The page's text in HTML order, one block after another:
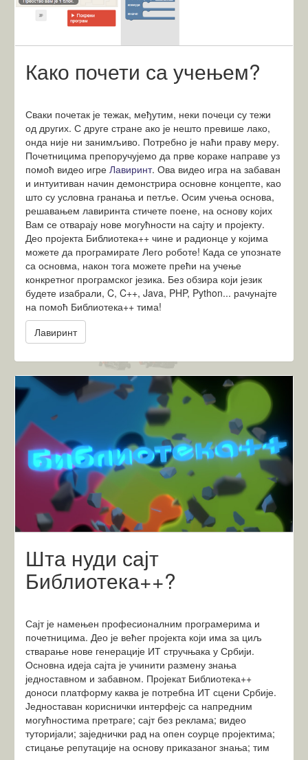
Како почети са учењем?
Сваки почетак је тежак, међутим, неки почеци су тежи
од других. С друге стране ако је нешто превише лако,
онда није ни занимљиво. Потребно је наћи праву меру.
Почетницима препоручујемо да прве кораке направе уз
помоћ видео игреЛавиринт. Ова видео игра на забаван
и интуитиван начин демонстрира основне концепте, као
што су условна гранања и петље. Осим учења основа,
решавањем лавиринта стичете поене, на основу којих
Вам се отварају нове могућности на сајту и пројекту.
Део пројекта Библиотека++ чине и радионце у којима
можете да програмирате Лего роботе! Када се упознате
са основма, након тога можете прећи на учење
конкретног програмског језика. Без обзира који језик
будете изабрали, C, C++, Java, PHP, Python... рачунајте
на помоћ Библиотека++ тима!
Лавиринт
Шта нуди сајт
Библиотека++?
Сајт је намењен професионалним програмерима и
почетницима. Део је већег пројекта који има за циљ
стварање нове генерације ИТ стручњака у Србији.
Основна идеја сајта је учинити размену знања
једноставном и забавном. Пројекат Библиотека++
доноси платформу каква је потребна ИТ сцени Србије.
Једноставан кориснички интерфејс са напредним
могућностима претраге; сајт без реклама; видео
туторијали; заједнички рад на опен соурце пројектима;
стицање репутације на основу приказаног знања; тим